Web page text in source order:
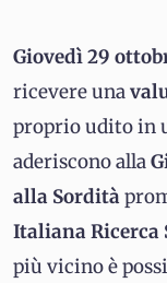
Giovedì 29
ricevere una
proprio udito in
aderiscono alla
alla Sordità
Italiana Ricerca
più vicino è